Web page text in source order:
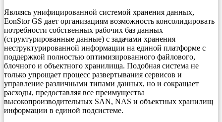
Являясь унифицированной системой хранения данных,
EonStor GS дает организациям возможность консолидировать
потребности собственных рабочих баз данных
(структурированные данные) с задачами хранения
неструктурированной информации на единой платформе с
поддержкой полностью оптимизированного файлового,
блочного и объектного хранилища. Подобная система не
только упрощает процесс развертывания сервисов и
управление различными типами данных, но и сокращает
расходы, предоставляя все преимущества
высокопроизводительных SAN, NAS и объектных хранилищ
информации в единой подсистеме.